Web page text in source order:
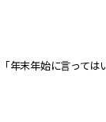
年末年始に言って